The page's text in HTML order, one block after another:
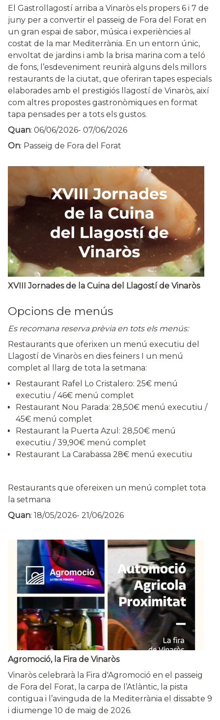
El Gastrollagostí arriba a Vinaròs els propers 6 i 7 de
juny per a convertir el passeig de Fora del Forat en
un gran espai de sabor, música i experiències al
costat de la mar Mediterrània. En un entorn únic,
envoltat de jardins i amb la brisa marina com a teló
de fons, l’esdeveniment reunirà alguns dels millors
restaurants de la ciutat, que oferiran tapes especials
elaborades amb el prestigiós llagostí de Vinaròs, així
com altres propostes gastronòmiques en format
tapa pensades per a tots els gustos.
Quan: 06/06/2026- 07/06/2026
On: Passeig de Fora del Forat
XVIII Jornades de la Cuina del Llagostí de Vinaròs
Opcions de menús
Es recomana reserva prèvia en tots els menús:
Restaurants que oferixen un menú executiu del
Llagostí de Vinaròs en dies feiners I un menú
complet al llarg de tota la setmana:
Restaurant Rafel Lo Cristalero: 25€ menú
executiu / 46€ menú complet
Restaurant Nou Parada: 28,50€ menú executiu /
45€ menú complet
Restaurant la Puerta Azul: 28,50€ menú
executiu / 39,90€ menú complet
Restaurant La Carabassa 28€ menú executiu
Restaurants que ofereixen un menú complet tota
la setmana
Quan: 18/05/2026- 21/06/2026
Agromoció, la Fira de Vinaròs
Vinaròs celebrarà la Fira d'Agromoció en el passeig
de Fora del Forat, la carpa de l’Atlàntic, la pista
contigua i l’avinguda de la Mediterrània el dissabte 9
i diumenge 10 de maig de 2026.